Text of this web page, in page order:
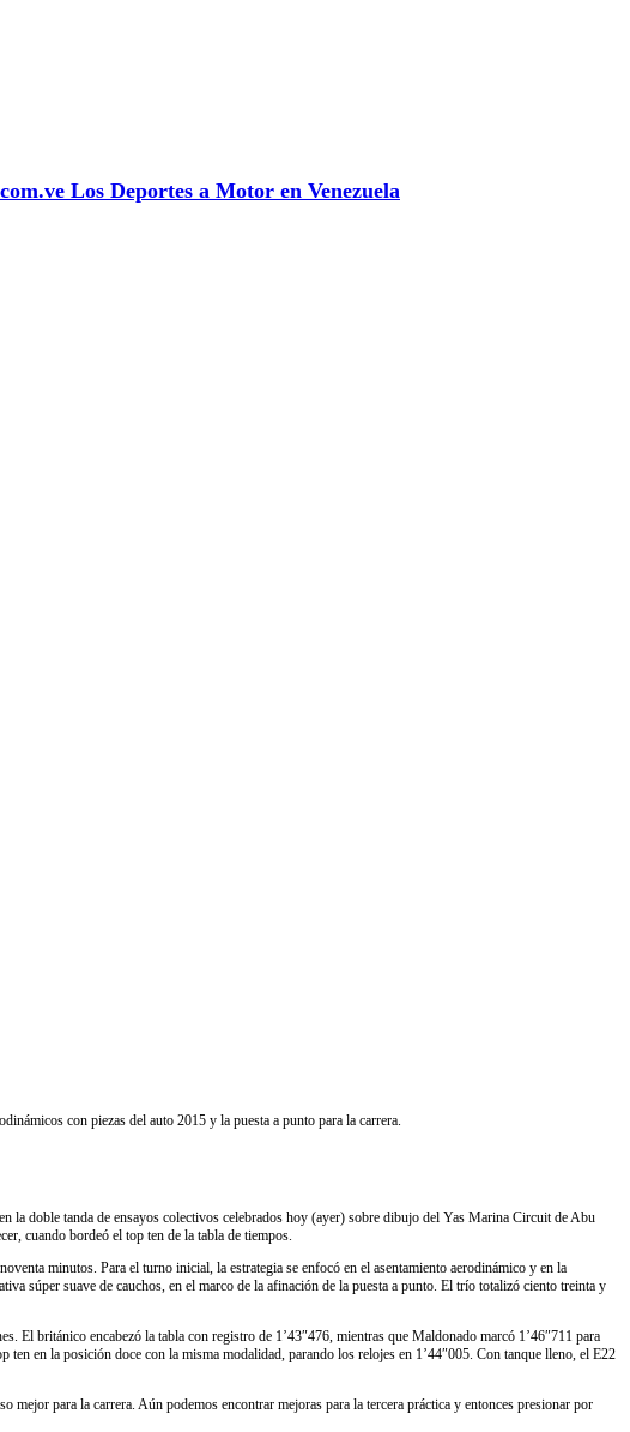
Los Deportes a Motor en Venezuela
con piezas del auto 2015 y la puesta a punto para la carrera.
la doble tanda de ensayos colectivos celebrados hoy (ayer) sobre dibujo del Yas Marina Circuit de Abu
cuando bordeó el top ten de la tabla de tiempos.
minutos. Para el turno inicial, la estrategia se enfocó en el asentamiento aerodinámico y en la
súper suave de cauchos, en el marco de la afinación de la puesta a punto. El trío totalizó ciento treinta y
británico encabezó la tabla con registro de 1’43″476, mientras que Maldonado marcó 1’46″711 para
en la posición doce con la misma modalidad, parando los relojes en 1’44″005. Con tanque lleno, el E22
mejor para la carrera. Aún podemos encontrar mejoras para la tercera práctica y entonces presionar por